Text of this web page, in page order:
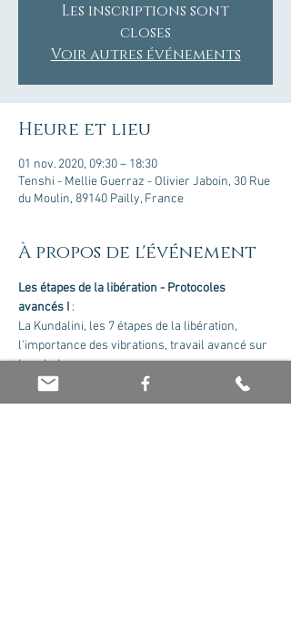
Les inscriptions sont
closes
Voir autres événements
Heure et lieu
01 nov. 2020, 09:30 – 18:30
Tenshi - Mellie Guerraz - Olivier Jaboin, 30 Rue
du Moulin, 89140 Pailly, France
À propos de l'événement
Les étapes de la libération - Protocoles
avancés I :
La Kundalini, les 7 étapes de la libération,
l'importance des vibrations, travail avancé sur
les chakras ...
Formateur : Olivier Jaboin. Nous contacter
pour recevoir le cursus complet.